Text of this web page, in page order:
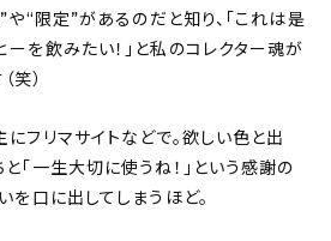
“限定”があるのだと知り、「これは是
を飲みたい！」と私のコレクター魂が
笑）
フリマサイトなどで。欲しい色と出
「一生大切に使うね！」という感謝の
を口に出してしまうほど。